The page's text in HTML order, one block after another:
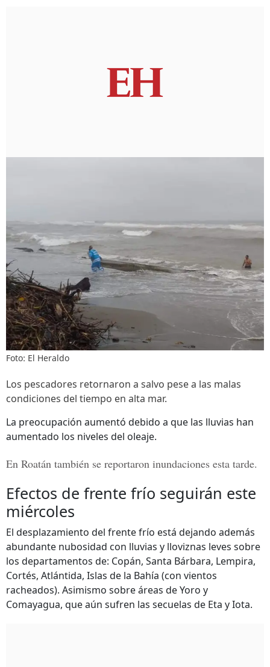
Foto: El Heraldo
Los pescadores retornaron a salvo pese a las malas
condiciones del tiempo en alta mar.
La preocupación aumentó debido a que las lluvias han
aumentado los niveles del oleaje.
En Roatán también se reportaron inundaciones esta tarde.
Efectos de frente frío seguirán este
miércoles
El desplazamiento del frente frío está dejando además
abundante nubosidad con lluvias y lloviznas leves sobre
los departamentos de: Copán, Santa Bárbara, Lempira,
Cortés, Atlántida, Islas de la Bahía (con vientos
racheados). Asimismo sobre áreas de Yoro y
Comayagua, que aún sufren las secuelas de Eta y Iota.